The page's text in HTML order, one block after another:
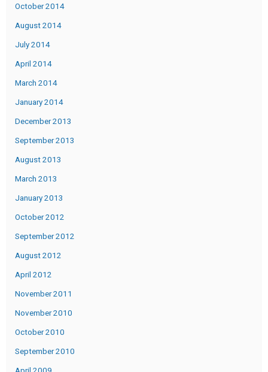
October 2014
August 2014
July 2014
April 2014
March 2014
January 2014
December 2013
September 2013
August 2013
March 2013
January 2013
October 2012
September 2012
August 2012
April 2012
November 2011
November 2010
October 2010
September 2010